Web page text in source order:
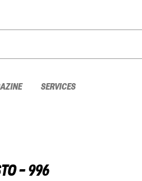
SERVICES
- 996